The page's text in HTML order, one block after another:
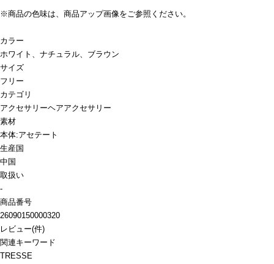
※商品の色味は、商品アップ画像をご参照ください。
カラー
ホワイト、ナチュラル、ブラウン
サイズ
フリー
カテゴリ
アクセサリーヘアアクセサリー
素材
本体:アセテート
生産国
中国
取扱い
-
商品番号
26090150000320
レビュー(件)
関連キーワード
TRESSE